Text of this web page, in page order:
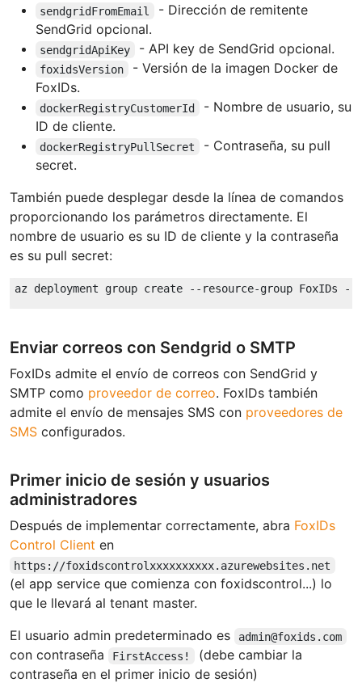
sendgridFromEmail
- Dirección de remitente
SendGrid opcional.
sendgridApiKey - API key de SendGrid opcional.
foxidsVersion
- Versión de la imagen Docker de
FoxIDs.
dockerRegistryCustomerId
- Nombre de usuario, su
ID de cliente.
dockerRegistryPullSecret
- Contraseña, su pull
secret.
También puede desplegar desde la línea de comandos
proporcionando los parámetros directamente. El
nombre de usuario es su ID de cliente y la contraseña
es su pull secret:
Enviar correos con Sendgrid o SMTP
FoxIDs admite el envío de correos con SendGrid y
SMTP como proveedor de correo. FoxIDs también
admite el envío de mensajes SMS con proveedores de
SMS configurados.
Primer inicio de sesión y usuarios
administradores
Después de implementar correctamente, abra FoxIDs
Control Client en
https://foxidscontrolxxxxxxxxxx.azurewebsites.net
(el app service que comienza con foxidscontrol...) lo
que le llevará al tenant master.
El usuario admin predeterminado es
admin@foxids.com
con contraseña FirstAccess!
(debe cambiar la
contraseña en el primer inicio de sesión)